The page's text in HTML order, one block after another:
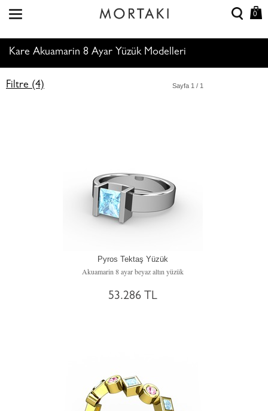
0
Kare Akuamarin 8 Ayar Yüzük Modelleri
Filtre (4) Sayfa 1 / 1
Pyros Tektaş Yüzük
Akuamarin 8 ayar beyaz altın yüzük
53.286 TL